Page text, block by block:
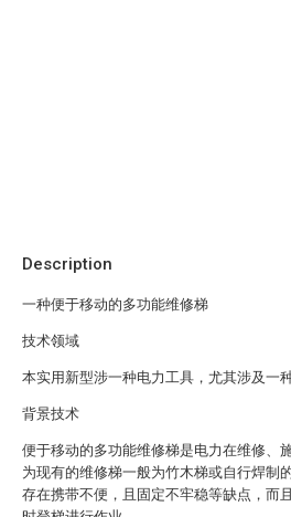
Description
一种便于移动的多功能维修梯
技术领域
本实用新型涉一种电力工具，尤其涉及一
背景技术
便于移动的多功能维修梯是电力在维修、
为现有的维修梯一般为竹木梯或自行焊制
存在携带不便，且固定不牢稳等缺点，而